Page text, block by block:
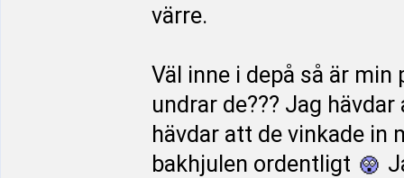
värre.
Väl inne i depå så är
undrar de??? Jag
hävdar att de vinkade in
bakhjulen ordentligt